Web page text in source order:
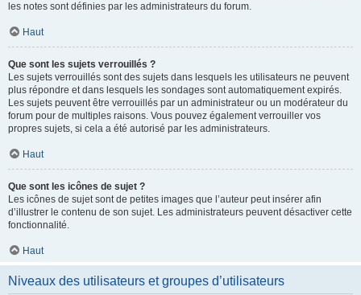
les notes sont définies par les administrateurs du forum.
Haut
Que sont les sujets verrouillés ?
Les sujets verrouillés sont des sujets dans lesquels les utilisateurs ne peuvent
plus répondre et dans lesquels les sondages sont automatiquement expirés.
Les sujets peuvent être verrouillés par un administrateur ou un modérateur du
forum pour de multiples raisons. Vous pouvez également verrouiller vos
propres sujets, si cela a été autorisé par les administrateurs.
Haut
Que sont les icônes de sujet ?
Les icônes de sujet sont de petites images que l’auteur peut insérer afin
d’illustrer le contenu de son sujet. Les administrateurs peuvent désactiver cette
fonctionnalité.
Haut
Niveaux des utilisateurs et groupes d’utilisateurs